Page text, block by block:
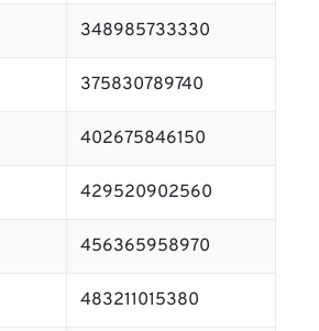
348985733330
375830789740
402675846150
429520902560
456365958970
483211015380